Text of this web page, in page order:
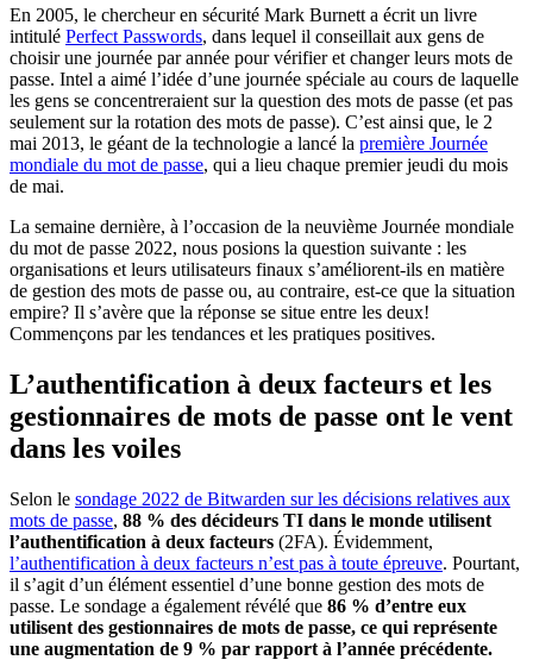
En 2005, le chercheur en sécurité Mark Burnett a écrit un livre
intitulé Perfect Passwords, dans lequel il conseillait aux gens de
choisir une journée par année pour vérifier et changer leurs mots de
passe. Intel a aimé l’idée d’une journée spéciale au cours de laquelle
les gens se concentreraient sur la question des mots de passe (et pas
seulement sur la rotation des mots de passe). C’est ainsi que, le 2
mai 2013, le géant de la technologie a lancé la première Journée
mondiale du mot de passe, qui a lieu chaque premier jeudi du mois
de mai.
La semaine dernière, à l’occasion de la neuvième Journée mondiale
du mot de passe 2022, nous posions la question suivante : les
organisations et leurs utilisateurs finaux s’améliorent-ils en matière
de gestion des mots de passe ou, au contraire, est-ce que la situation
empire? Il s’avère que la réponse se situe entre les deux!
Commençons par les tendances et les pratiques positives.
L’authentification à deux facteurs et les
gestionnaires de mots de passe ont le vent
dans les voiles
Selon le sondage 2022 de Bitwarden sur les décisions relatives aux
mots de passe, 88 % des décideurs TI dans le monde utilisent
l’authentification à deux facteurs (2FA). Évidemment,
l’authentification à deux facteurs n’est pas à toute épreuve. Pourtant,
il s’agit d’un élément essentiel d’une bonne gestion des mots de
passe. Le sondage a également révélé que 86 % d’entre eux
utilisent des gestionnaires de mots de passe, ce qui représente
une augmentation de 9 % par rapport à l’année précédente.